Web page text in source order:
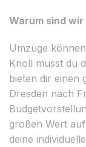
Warum sind
Umzüge
Knoll musst du
bieten dir einen
Dresden nach
großen Wert
deine